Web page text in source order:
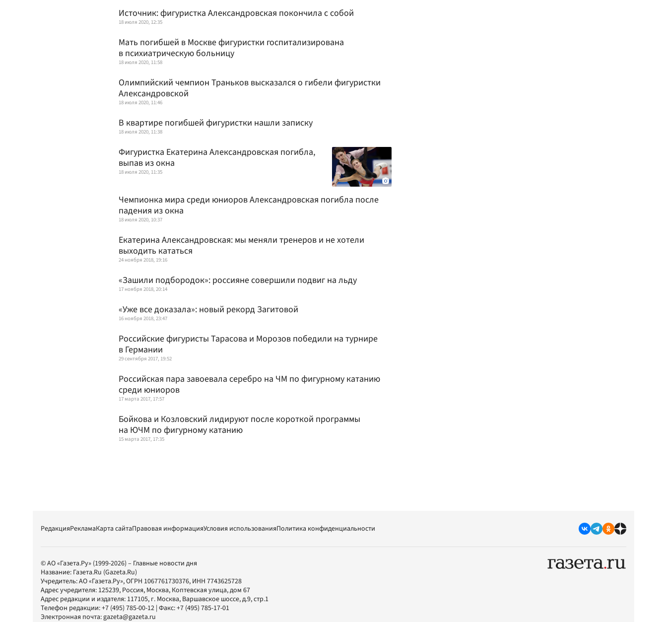
Источник: фигуристка Александровская покончила с собой
18 июля 2020, 12:35
Мать погибшей в Москве фигуристки госпитализирована
в психиатрическую больницу
18 июля 2020, 11:58
Олимпийский чемпион Траньков высказался о гибели фигуристки
Александровской
18 июля 2020, 11:46
В квартире погибшей фигуристки нашли записку
18 июля 2020, 11:38
Фигуристка Екатерина Александровская погибла,
выпав из окна
18 июля 2020, 11:35
Чемпионка мира среди юниоров Александровская погибла после
падения из окна
18 июля 2020, 10:37
Екатерина Александровская: мы меняли тренеров и не хотели
выходить кататься
24 ноября 2018, 19:16
«Зашили подбородок»: россияне совершили подвиг на льду
17 ноября 2018, 20:14
«Уже все доказала»: новый рекорд Загитовой
16 ноября 2018, 23:47
Российские фигуристы Тарасова и Морозов победили на турнире
в Германии
29 сентября 2017, 19:52
Российская пара завоевала серебро на ЧМ по фигурному катанию
среди юниоров
17 марта 2017, 17:57
Бойкова и Козловский лидируют после короткой программы
на ЮЧМ по фигурному катанию
15 марта 2017, 17:35
РедакцияРекламаКарта сайтаПравовая информацияУсловия использованияПолитика конфиденциальности
© АО «Газета.Ру» (1999-2026) – Главные новости дня
Название: Газета.Ru (Gazeta.Ru)
Учредитель:АО «Газета.Ру», ОГРН 1067761730376, ИНН 7743625728
Адрес учредителя: 125239, Россия, Москва, Коптевская улица, дом 67
Адрес редакции и издателя: 117105, г. Москва, Варшавское шоссе, д.9, стр.1
Телефон редакции:+7 (495) 785-00-12 | Факс:+7 (495) 785-17-01
Электронная почта:gazeta@gazeta.ru